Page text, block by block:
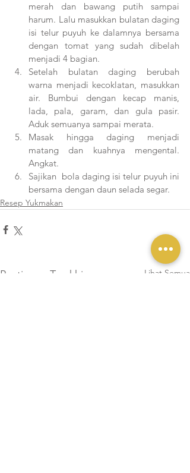
merah dan bawang putih sampai
harum. Lalu masukkan bulatan daging
isi telur puyuh ke dalamnya bersama
dengan tomat yang sudah dibelah
menjadi 4 bagian.
Setelah bulatan daging berubah
warna menjadi kecoklatan, masukkan
air. Bumbui dengan kecap manis,
lada, pala, garam, dan gula pasir.
Aduk semuanya sampai merata.
Masak hingga daging menjadi
matang dan kuahnya mengental.
Angkat.
Sajikan  bola daging isi telur puyuh ini
bersama dengan daun selada segar.
Resep Yukmakan
Postingan Terakhir Lihat Semua